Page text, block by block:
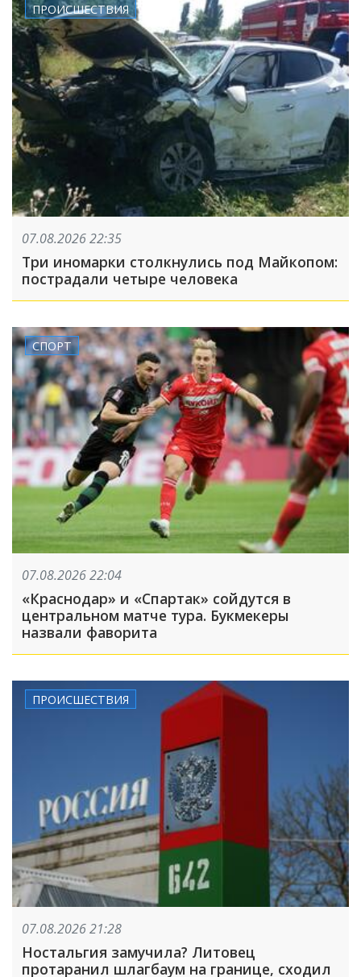
ПРОИСШЕСТВИЯ
07.08.2026 22:35
Три иномарки столкнулись под Майкопом:
пострадали четыре человека
СПОРТ
07.08.2026 22:04
«Краснодар» и «Спартак» сойдутся в
центральном матче тура. Букмекеры
назвали фаворита
ПРОИСШЕСТВИЯ
07.08.2026 21:28
Ностальгия замучила? Литовец
протаранил шлагбаум на границе, сходил